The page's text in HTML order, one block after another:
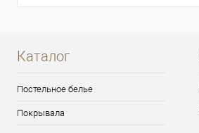
Каталог
Постельное белье
Покрывала